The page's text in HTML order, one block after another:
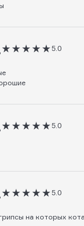
5.0
5.0
5.0
на которых